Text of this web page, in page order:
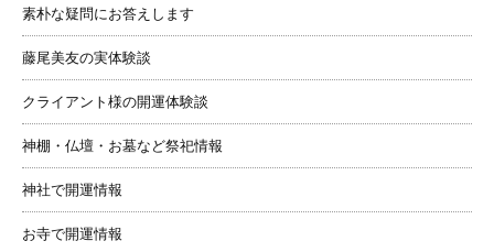
素朴な疑問にお答えします
藤尾美友の実体験談
クライアント様の開運体験談
神棚・仏壇・お墓など祭祀情報
神社で開運情報
お寺で開運情報